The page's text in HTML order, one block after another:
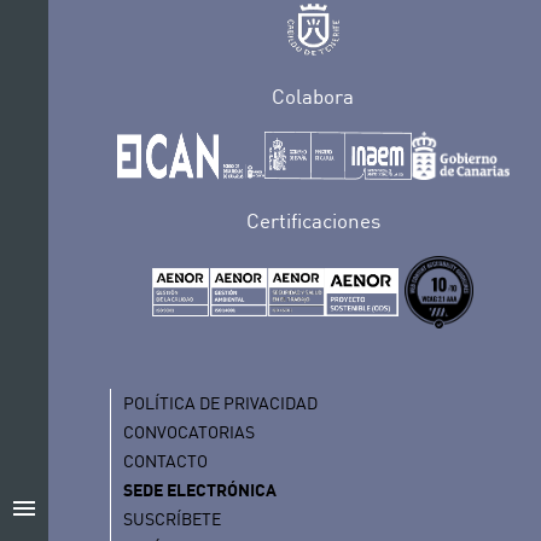
menu
Colabora
Certificaciones
POLÍTICA DE PRIVACIDAD
CONVOCATORIAS
CONTACTO
SEDE ELECTRÓNICA
SUSCRÍBETE